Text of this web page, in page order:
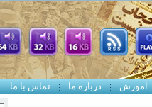
تماس با ما درباره ما آموزش